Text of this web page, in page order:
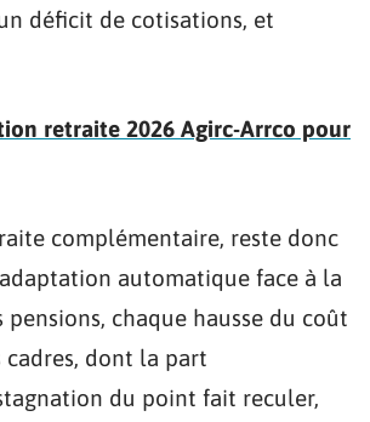
déficit de cotisations, et
retraite 2026 Agirc-Arrco pour
complémentaire, reste donc
automatique face à la
chaque hausse du coût
dont la part
du point fait reculer,